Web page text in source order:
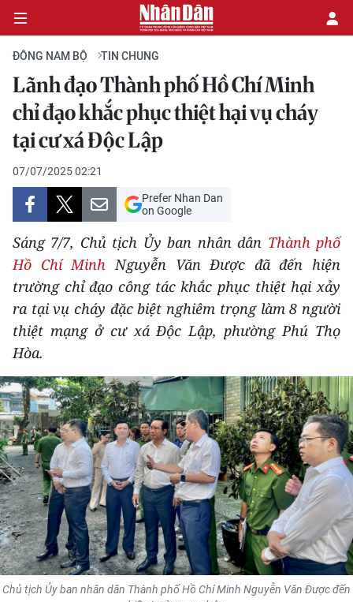
CHÍNH TRỊ
KINH TẾ
VĂN HÓA
XÃ HỘI
PHÁP LUẬT
DU LỊCH
THẾ GIỚI
THỂ THAO
GIÁO DỤC
Y TẾ
KHOA HỌC - CÔNG NGHỆ
MÔI TRƯỜNG
BẠN ĐỌC
ĐÔNG NAM BỘ TIN CHUNG
Lãnh đạo Thành phố Hồ Chí Minh
chỉ đạo khắc phục thiệt hại vụ cháy
tại cư xá Độc Lập
07/07/2025 02:21
Prefer Nhan Dan
on Google
Sáng 7/7, Chủ tịch Ủy ban nhân dân Thành phố
Hồ Chí Minh Nguyễn Văn Được đã đến hiện
trường chỉ đạo công tác khắc phục thiệt hại xảy
ra tại vụ cháy đặc biệt nghiêm trọng làm 8 người
thiệt mạng ở cư xá Độc Lập, phường Phú Thọ
Hòa.
Chủ tịch Ủy ban nhân dân Thành phố Hồ Chí Minh Nguyễn Văn Được đến